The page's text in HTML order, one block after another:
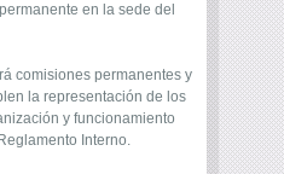
en la sede del
comisiones permanentes y
la representación de los
y funcionamiento
Interno.